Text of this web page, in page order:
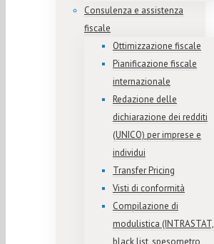
Consulenza e assistenza
fiscale
Ottimizzazione fiscale
Pianificazione fiscale
internazionale
Redazione delle
dichiarazione dei redditi
(UNICO) per imprese e
individui
Transfer Pricing
Visti di conformità
Compilazione di
modulistica (INTRASTAT,
black list, spesometro,